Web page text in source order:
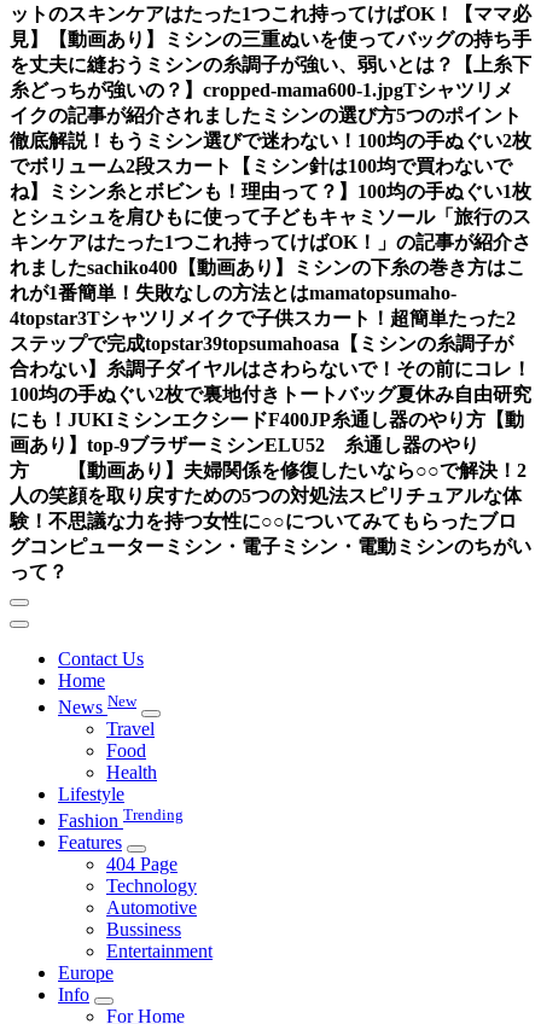
ットのスキンケアはたった1つこれ持ってけばOK！【ママ必
見】
【動画あり】ミシンの三重ぬいを使ってバッグの持ち手
を丈夫に縫おう ミシンの糸調子が強い、弱いとは？【上糸下
糸どっちが強いの？】 cropped-mama600-1.jpgTシャツリメ
イクの記事が紹介されました ミシンの選び方5つのポイント
徹底解説！もうミシン選びで迷わない！ 100均の手ぬぐい2枚
でボリューム2段スカート
【ミシン針は100均で買わないで
ね】ミシン糸とボビンも！理由って？】 100均の手ぬぐい1枚
とシュシュを肩ひもに使って子どもキャミソール「旅行のス
キンケアはたった1つこれ持ってけばOK！」の記事が紹介さ
れましたsachiko400 【動画あり】ミシンの下糸の巻き方はこ
れが1番簡単！失敗なしの方法とはmamatopsumaho-
4topstar3Tシャツリメイクで子供スカート！超簡単たった2
ステップで完成topstar39topsumahoasa 【ミシンの糸調子が
合わない】糸調子ダイヤルはさわらないで！その前にコレ！
100均の手ぬぐい2枚で裏地付きトートバッグ夏休み自由研究
にも！ JUKIミシンエクシードF400JP糸通し器のやり方【動
画あり】 top-9ブラザーミシンELU52 糸通し器のやり
方 【動画あり】 夫婦関係を修復したいなら○○で解決！2
人の笑顔を取り戻すための5つの対処法スピリチュアルな体
験！不思議な力を持つ女性に○○についてみてもらったブロ
グコンピューターミシン・電子ミシン・電動ミシンのちがい
って？
Contact Us
Home
News New
Travel
Food
Health
Lifestyle
Fashion Trending
Features
404 Page
Technology
Automotive
Bussiness
Entertainment
Europe
Info
For Home